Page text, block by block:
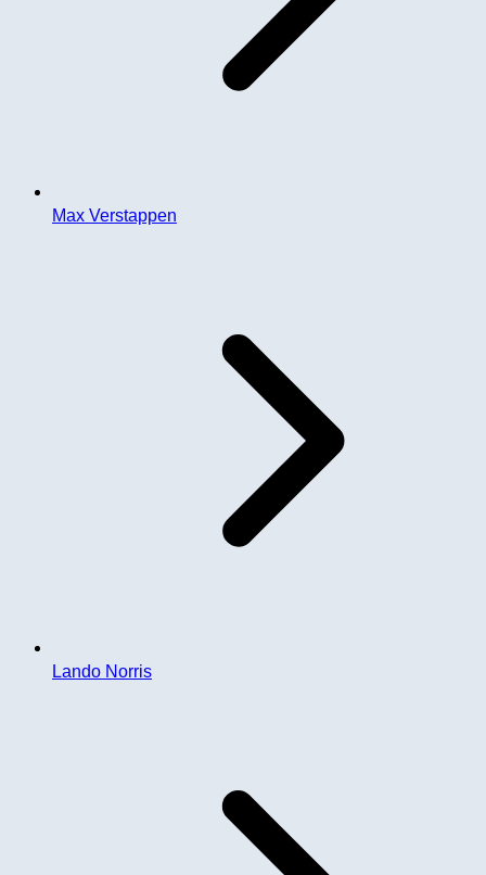
Max Verstappen
Lando Norris